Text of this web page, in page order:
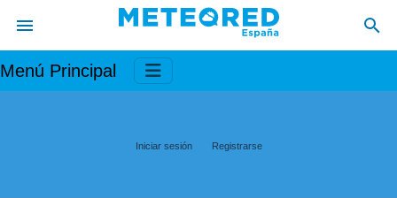
Menú Principal
Iniciar sesión Registrarse